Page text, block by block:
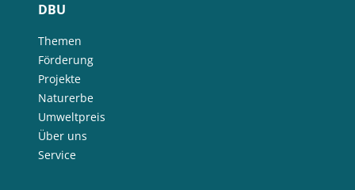
DBU
Themen
Förderung
Projekte
Naturerbe
Umweltpreis
Über uns
Service